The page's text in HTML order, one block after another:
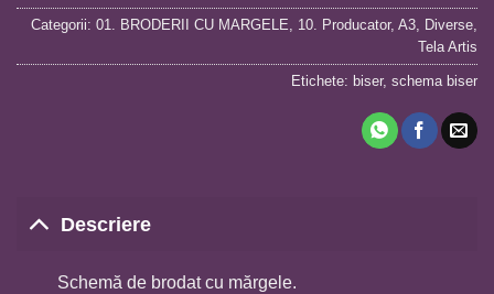
Categorii: 01. BRODERII CU MARGELE 10. Producator, A3 Diverse
Tela Artis
Etichete: biser, schema biser
Descriere
Schemă de brodat cu mărgele.